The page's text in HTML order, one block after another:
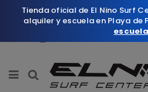
Tienda oficial de El Nino Surf
alquiler y escuela en Playa de
escuela